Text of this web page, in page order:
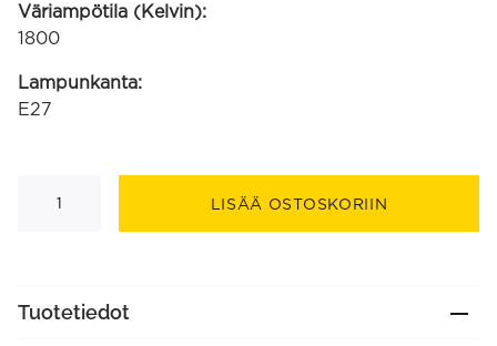
Väriampötila (Kelvin):
1800
Lampunkanta:
E27
Splash
140lm
LISÄÄ OSTOSKORIIN
Tuotetiedot